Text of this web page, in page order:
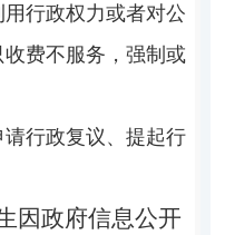
行政权力或者对公
费不服务，强制或
行政复议、提起行
因政府信息公开